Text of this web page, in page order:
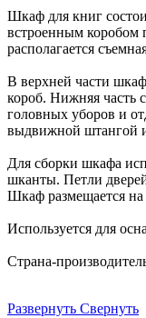
Шкаф для книг
встроенным коробом
располагается
В верхней части
короб. Нижняя часть
головных уборов и
выдвижной штангой
Для сборки шкафа
шканты. Петли
Шкаф размещается
Используется для
Страна-
Развернуть Свернуть